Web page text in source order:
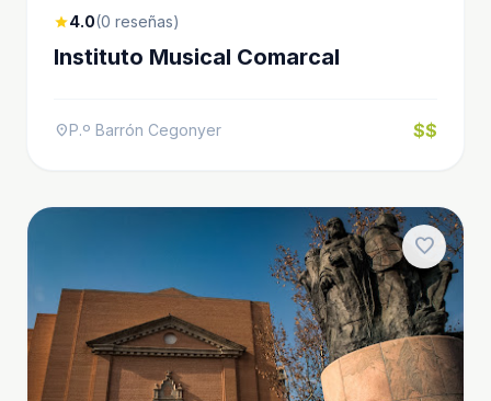
star4.0(0 reseñas)
Instituto Musical Comarcal
location_onP.º Barrón Cegonyer $$
favorite